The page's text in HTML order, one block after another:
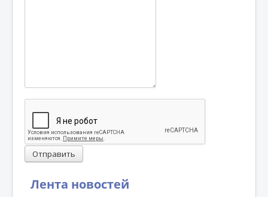
Лента новостей
Отправить